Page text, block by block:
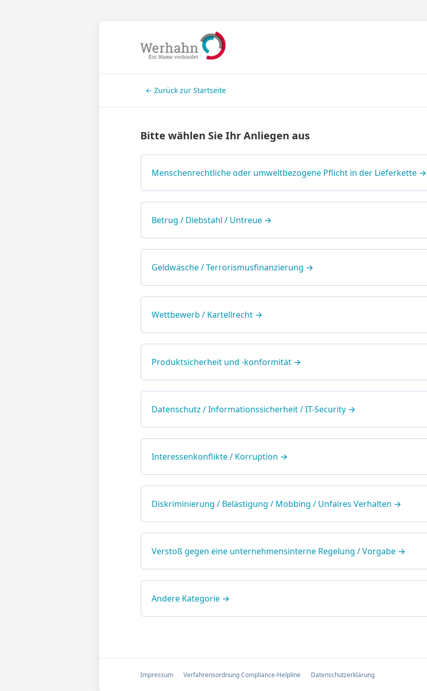
← Zurück zur Startseite
Bitte wählen Sie Ihr Anliegen aus
Menschenrechtliche oder umweltbezogene Pflicht in der Lieferkette →
Betrug / Diebstahl / Untreue →
Geldwäsche / Terrorismusfinanzierung →
Wettbewerb / Kartellrecht →
Produktsicherheit und -konformität →
Datenschutz / Informationssicherheit / IT-Security →
Interessenkonflikte / Korruption →
Diskriminierung / Belästigung / Mobbing / Unfaires Verhalten →
Verstoß gegen eine unternehmensinterne Regelung / Vorgabe →
Andere Kategorie →
Impressum Verfahrensordnung Compliance-Helpline Datenschutzerklärung